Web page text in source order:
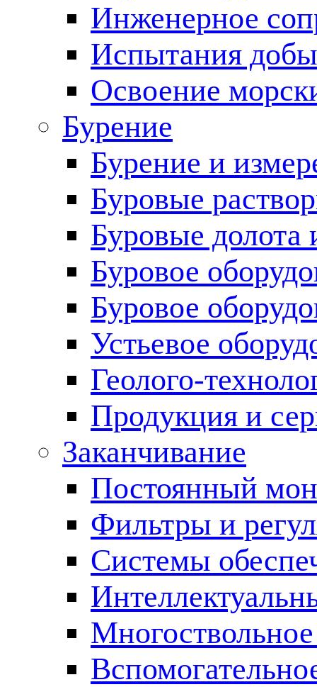
Инженерное
Испытания
Освоение
Бурение
Бурение и
Буровые
Буровые долота
Буровое
Буровое
Устьевое
Геолого-
Продукция и
Заканчивание
Постоянный
Фильтры и
Cистемы